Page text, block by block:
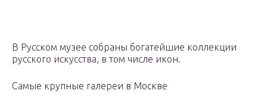
В Русском музее собраны богатейшие коллекции
русского искусства, в том числе икон.
Самые крупные галереи в Москве